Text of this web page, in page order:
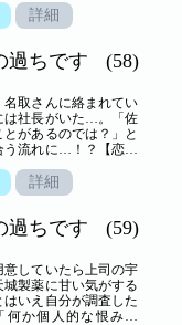
詳細
過ちです (58)
取さんに絡まれてい
は社長がいた…。「佐
があるのでは？」と
う流れに…！？【恋す
詳細
過ちです (59)
していたら上司の宇
製薬に甘い気がする
いえ自分が調査した
か個人的な恨みで